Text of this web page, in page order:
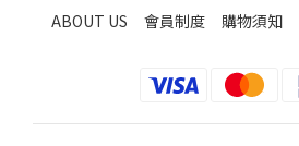
ABOUT US 會員制度 購物須知